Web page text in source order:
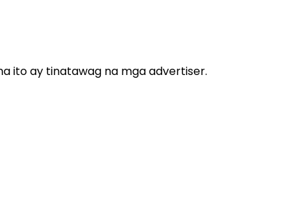
ito ay tinatawag na mga advertiser.